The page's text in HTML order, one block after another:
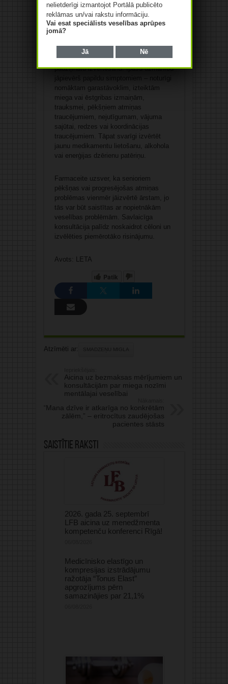
Ja “smadzeņu migla” ir izteikta katru
dienu un ilgst vairāk nekā trīs līdz
vai ikdienai un nemazinās, ieviešot
dzīvesveida izmaiņas, ieteicams veikt
padziļinātu izvērtēšanu. Īpašu uzmanību
nomāktam garastāvoklim, izteiktām
miega vai ēstgribas izmaiņām,
trauksmei, pēkšņiem atmiņas
traucējumiem, nejutīgumam, vājuma
sajūtai, redzes vai koordinācijas
traucējumiem. Tāpat svarīgi izvērtēt
jaunu medikamentu lietošanu, alkohola
vai enerģijas dzērienu patēriņu.
Farmaceite uzsver, ka senioriem
pēkšņas vai progresējošas atmiņas
problēmas vienmēr jāizvērtē ārstam, jo
tās var būt saistītas ar nopietnākām
veselības problēmām. Savlaicīga
konsultācija palīdz noskaidrot cēloni un
izvēlēties piemērotāko risinājumu.
Avots: LETA
Patīk
Atzīmēti ar: SMADZEŅU MIGLA
Aicina uz bezmaksas mērījumiem un
konsultācijām par miega nozīmi
mentālajai veselībai
“Mana dzīve ir atkarīga no konkrētām
zālēm,” – eritrocītus zaudējošas
pacientes stāsts
Saistītie raksti
2026. gada 25. septembrī
LFB aicina uz menedžmenta
kompetenču konferenci Rīgā!
Medicīnisko elastīgo un
kompresijas izstrādājumu
ražotāja “Tonus Elast”
apgrozījums pērn
samazinājies par 21,1%
nelietderīgi izmantojot Portālā publicēto
reklāmas un/vai rakstu informāciju.
Vai esat speciālists veselības aprūpes
jomā?
Jā Nē